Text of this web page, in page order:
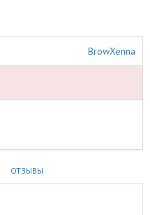
BrowXenna
ОТЗЫВЫ